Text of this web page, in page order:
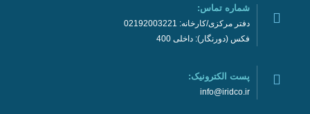
شماره تماس:
دفتر مرکزی/کارخانه: 02192003221
فکس (دورنگار): داخلی 400
پست الکترونیک:
info@iridco.ir